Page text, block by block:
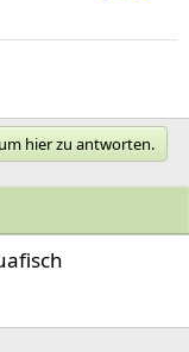
hier zu antworten.